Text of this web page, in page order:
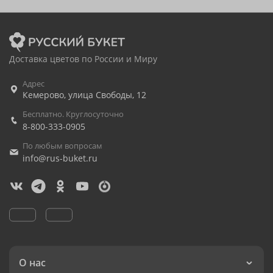
Доставка цветов по России и Миру
Адрес
Кемерово, улица Свободы, 12
Бесплатно. Круглосуточно
8-800-333-0905
По любым вопросам
info@rus-buket.ru
О нас